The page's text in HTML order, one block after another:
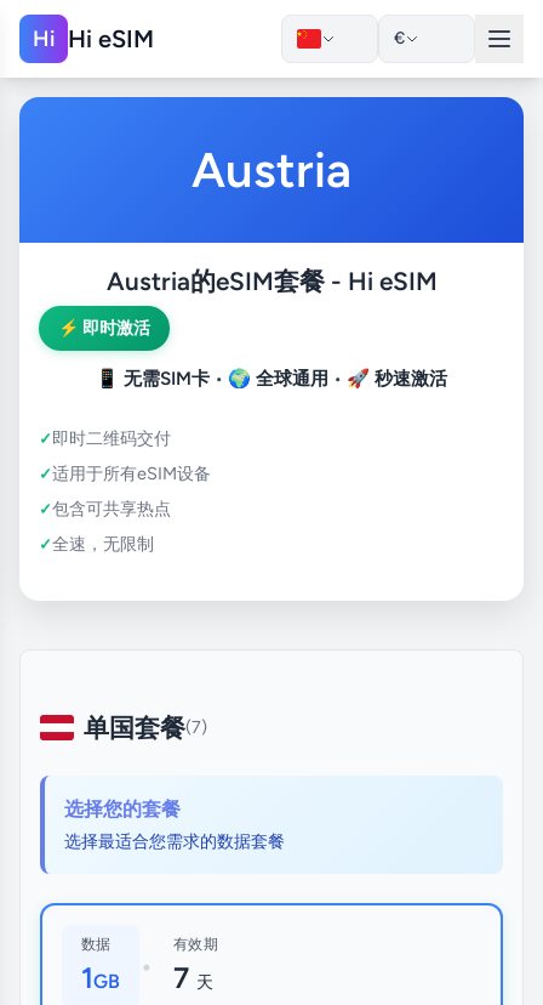
Hi Hi eSIM €
Austria
Austria的eSIM套餐 - Hi eSIM
⚡ 即时激活
📱 无需SIM卡 • 🌍 全球通用 • 🚀 秒速激活
即时二维码交付
适用于所有eSIM设备
包含可共享热点
全速，无限制
单国套餐(7)
选择您的套餐
选择最适合您需求的数据套餐
数据
1GB •
有效期
7 天